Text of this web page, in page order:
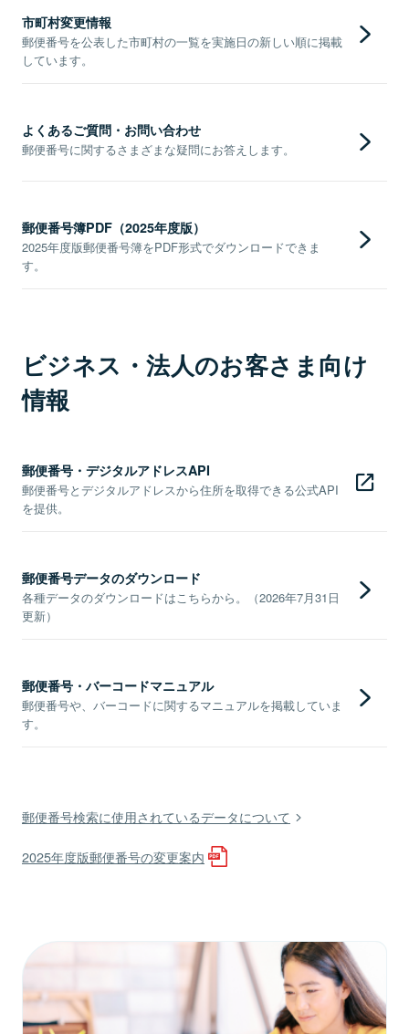
市町村変更情報
郵便番号を公表した市町村の一覧を実施日の新しい順に掲載
しています。
よくあるご質問・お問い合わせ
郵便番号に関するさまざまな疑問にお答えします。
郵便番号簿PDF（2025年度版）
2025年度版郵便番号簿をPDF形式でダウンロードできま
す。
ビジネス・法人のお客さま向け
情報
郵便番号・デジタルアドレスAPI
郵便番号とデジタルアドレスから住所を取得できる公式API
を提供。
郵便番号データのダウンロード
各種データのダウンロードはこちらから。（2026年7月31日
更新）
郵便番号・バーコードマニュアル
郵便番号や、バーコードに関するマニュアルを掲載していま
す。
郵便番号検索に使用されているデータについて
2025年度版郵便番号の変更案内